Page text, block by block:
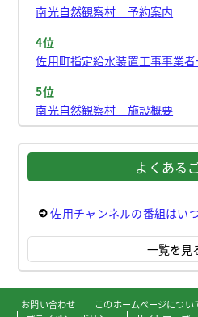
南光自然観察村 予約案内
4位
佐用町指定給水装置工事事業
5位
南光自然観察村 施設概要
よくある
佐用チャンネルの番組はい
一覧を見
お問い合わせ このホームページについ